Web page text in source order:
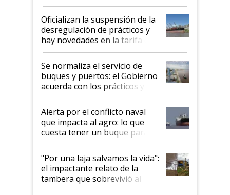
Oficializan la suspensión de la
desregulación de prácticos y
hay novedades en la tarifa de
la hidrovía
Se normaliza el servicio de
buques y puertos: el Gobierno
acuerda con los prácticos y
suspende el decreto de
desregulación
Alerta por el conflicto naval
que impacta al agro: lo que
cuesta tener un buque parado
y el peligro de que Argentina
pase a ser "país sucio"
"Por una laja salvamos la vida":
el impactante relato de la
tambera que sobrevivió al
tornado